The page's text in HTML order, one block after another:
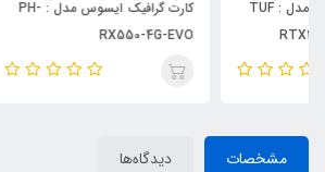
کارت گرافیک ایسوس مدل : PH-
RX550-4G-EVO
8GB
مشخصات دیدگاه‌ها